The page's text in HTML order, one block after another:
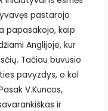
pastarojo
papasakojo, kaip
Anglijoje, kur
Tačiau buvusio
pavyzdys, o kol
V.Kuncos,
ir